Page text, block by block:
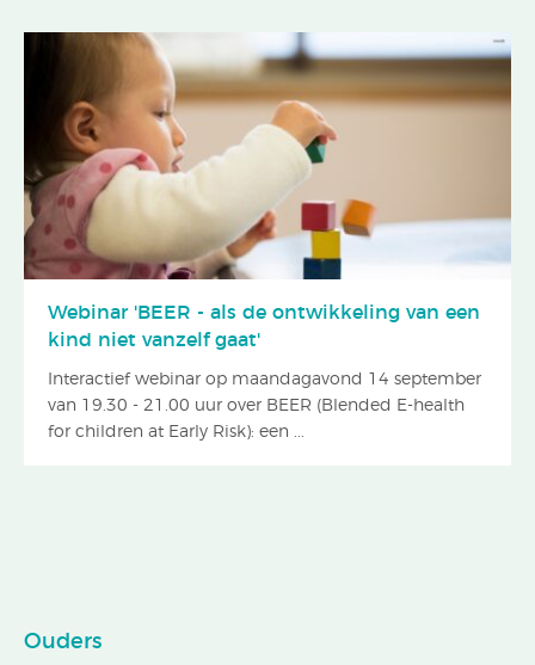
Webinar 'BEER - als de ontwikkeling van een
kind niet vanzelf gaat'
Interactief webinar op maandagavond 14 september
van 19.30 - 21.00 uur over BEER (Blended E-health
for children at Early Risk): een ...
Ouders